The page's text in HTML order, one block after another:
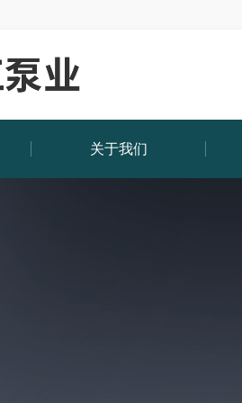
关于我们